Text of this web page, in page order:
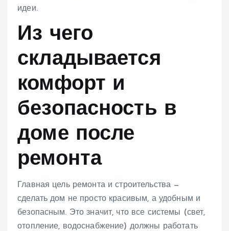
идеи.
Из чего
складывается
комфорт и
безопасность в
доме после
ремонта
Главная цель ремонта и строительства —
сделать дом не просто красивым, а удобным и
безопасным. Это значит, что все системы (свет,
отопление, водоснабжение) должны работать